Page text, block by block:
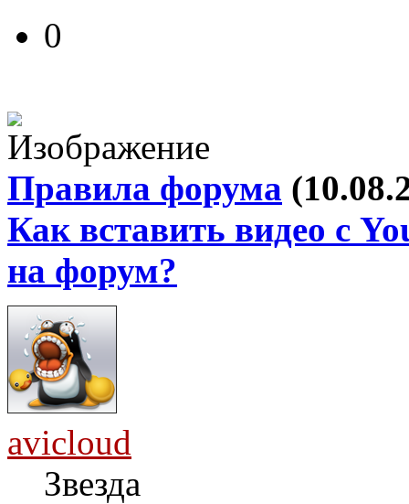
0
Правила форума
Как вставить видео с
на форум?
avicloud
Звезда